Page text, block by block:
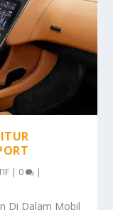
| 0 |
Di Dalam Mobil